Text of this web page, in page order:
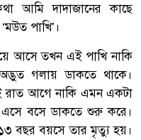
আমি দাদাজানের কাছে
পাখি’।
আসে তখন এই পাখি নাকি
গলায় ডাকতে থাকে।
আগে নাকি এমন একটা
এসে বসে ডাকতে শুরু করে।
বছর বয়সে তার মৃত্যু হয়।